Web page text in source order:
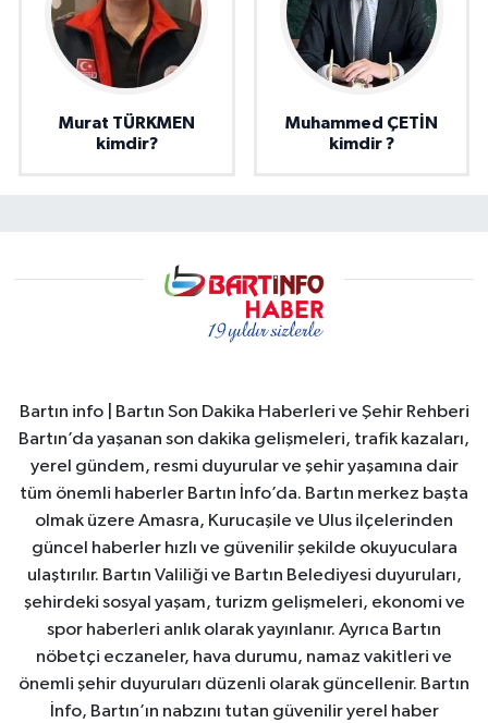
Murat TÜRKMEN
kimdir?
Muhammed ÇETİN
kimdir ?
Bartın info | Bartın Son Dakika Haberleri ve Şehir Rehberi
Bartın’da yaşanan son dakika gelişmeleri, trafik kazaları,
yerel gündem, resmi duyurular ve şehir yaşamına dair
tüm önemli haberler Bartın İnfo’da. Bartın merkez başta
olmak üzere Amasra, Kurucaşile ve Ulus ilçelerinden
güncel haberler hızlı ve güvenilir şekilde okuyuculara
ulaştırılır. Bartın Valiliği ve Bartın Belediyesi duyuruları,
şehirdeki sosyal yaşam, turizm gelişmeleri, ekonomi ve
spor haberleri anlık olarak yayınlanır. Ayrıca Bartın
nöbetçi eczaneler, hava durumu, namaz vakitleri ve
önemli şehir duyuruları düzenli olarak güncellenir. Bartın
İnfo, Bartın’ın nabzını tutan güvenilir yerel haber